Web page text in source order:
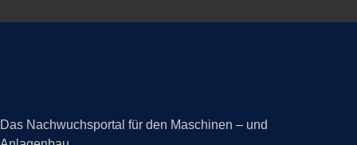
Das Nachwuchsportal für den Maschinen – und